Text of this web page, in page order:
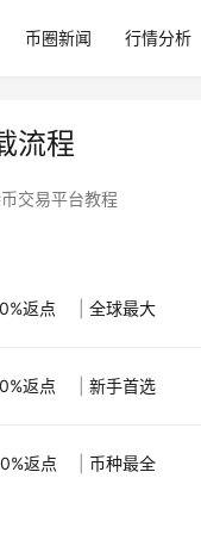
币圈新闻 行情分析
流程
交易平台教程
返点 全球最大
返点 新手首选
返点 币种最全